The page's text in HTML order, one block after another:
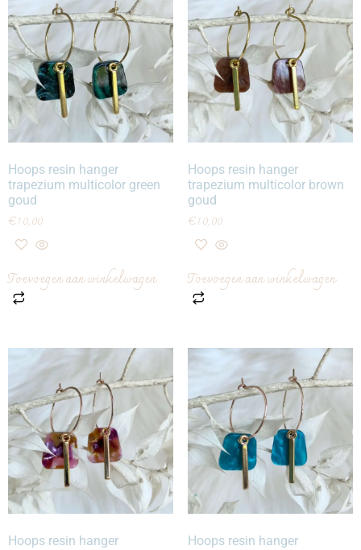
Hoops resin hanger
trapezium multicolor green
goud
€10,00
Toevoegen aan winkelwagen
Hoops resin hanger
trapezium multicolor brown
goud
€10,00
Toevoegen aan winkelwagen
Hoops resin hanger
Hoops resin hanger